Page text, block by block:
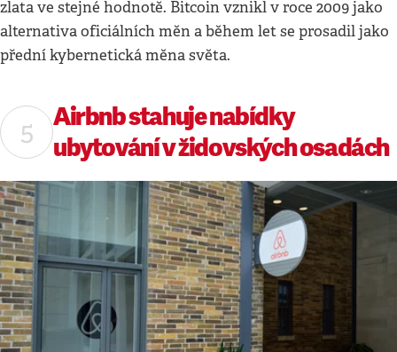
zlata ve stejné hodnotě. Bitcoin vznikl v roce 2009 jako
alternativa oficiálních měn a během let se prosadil jako
přední kybernetická měna světa.
Airbnb stahuje nabídky
ubytování v židovských osadách